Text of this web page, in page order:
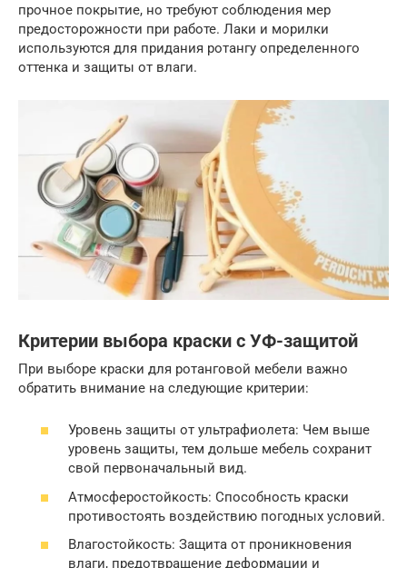
прочное покрытие, но требуют соблюдения мер
предосторожности при работе. Лаки и морилки
используются для придания ротангу определенного
оттенка и защиты от влаги.
Критерии выбора краски с УФ-защитой
При выборе краски для ротанговой мебели важно
обратить внимание на следующие критерии:
Уровень защиты от ультрафиолета: Чем выше
уровень защиты, тем дольше мебель сохранит
свой первоначальный вид.
Атмосферостойкость: Способность краски
противостоять воздействию погодных условий.
Влагостойкость: Защита от проникновения
влаги, предотвращение деформации и